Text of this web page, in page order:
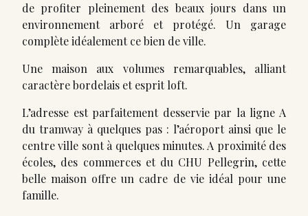
de profiter pleinement des beaux jours dans un
environnement arboré et protégé. Un garage
complète idéalement ce bien de ville.
Une maison aux volumes remarquables, alliant
caractère bordelais et esprit loft.
L’adresse est parfaitement desservie par la ligne A
du tramway à quelques pas : l’aéroport ainsi que le
centre ville sont à quelques minutes. A proximité des
écoles, des commerces et du CHU Pellegrin, cette
belle maison offre un cadre de vie idéal pour une
famille.